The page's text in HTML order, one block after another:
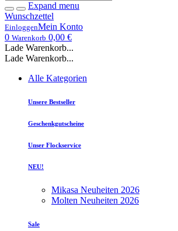
Expand menu
Wunschzettel
EinloggenMein Konto
0 Warenkorb 0,00 €
Lade Warenkorb...
Lade Warenkorb...
Alle Kategorien
Unsere Bestseller
Geschenkgutscheine
Unser Flockservice
NEU!
Mikasa Neuheiten 2026
Molten Neuheiten 2026
Sale